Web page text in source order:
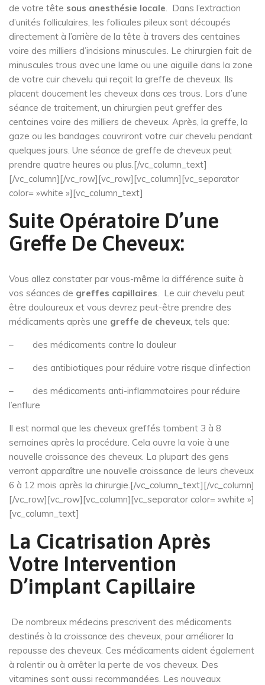
de votre tête sous anesthésie locale. Dans l’extraction
d’unités folliculaires, les follicules pileux sont découpés
directement à l’arrière de la tête à travers des centaines
voire des milliers d’incisions minuscules. Le chirurgien fait de
minuscules trous avec une lame ou une aiguille dans la zone
de votre cuir chevelu qui reçoit la greffe de cheveux. Ils
placent doucement les cheveux dans ces trous. Lors d’une
séance de traitement, un chirurgien peut greffer des
centaines voire des milliers de cheveux. Après, la greffe, la
gaze ou les bandages couvriront votre cuir chevelu pendant
quelques jours. Une séance de greffe de cheveux peut
prendre quatre heures ou plus.[/vc_column_text]
[/vc_column][/vc_row][vc_row][vc_column][vc_separator
color= »white »][vc_column_text]
Suite Opératoire D’une
Greffe De Cheveux:
Vous allez constater par vous-même la différence suite à
vos séances de greffes capillaires. Le cuir chevelu peut
être douloureux et vous devrez peut-être prendre des
médicaments après une greffe de cheveux, tels que:
– des médicaments contre la douleur
– des antibiotiques pour réduire votre risque d’infection
– des médicaments anti-inflammatoires pour réduire
l’enflure
Il est normal que les cheveux greffés tombent 3 à 8
semaines après la procédure. Cela ouvre la voie à une
nouvelle croissance des cheveux. La plupart des gens
verront apparaître une nouvelle croissance de leurs cheveux
6 à 12 mois après la chirurgie.[/vc_column_text][/vc_column]
[/vc_row][vc_row][vc_column][vc_separator color= »white »]
[vc_column_text]
La Cicatrisation Après
Votre Intervention
D’implant Capillaire
De nombreux médecins prescrivent des médicaments
destinés à la croissance des cheveux, pour améliorer la
repousse des cheveux. Ces médicaments aident également
à ralentir ou à arrêter la perte de vos cheveux. Des
vitamines sont aussi recommandées. Les nouveaux